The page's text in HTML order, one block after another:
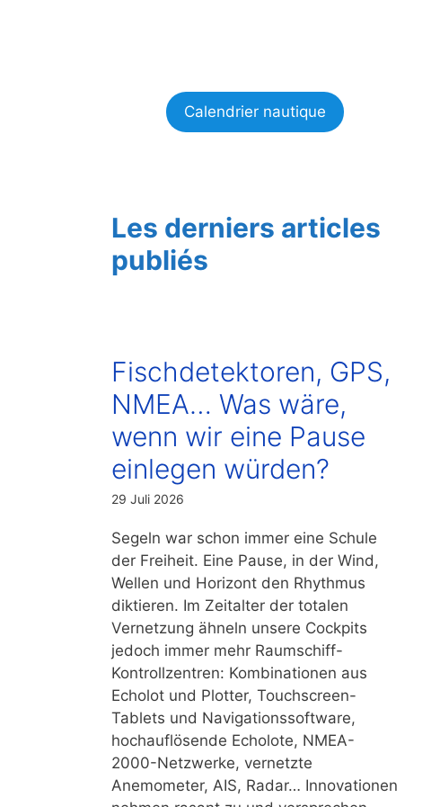
Calendrier nautique
Les derniers articles
publiés
Fischdetektoren, GPS,
NMEA… Was wäre,
wenn wir eine Pause
einlegen würden?
29 Juli 2026
Segeln war schon immer eine Schule
der Freiheit. Eine Pause, in der Wind,
Wellen und Horizont den Rhythmus
diktieren. Im Zeitalter der totalen
Vernetzung ähneln unsere Cockpits
jedoch immer mehr Raumschiff-
Kontrollzentren: Kombinationen aus
Echolot und Plotter, Touchscreen-
Tablets und Navigationssoftware,
hochauflösende Echolote, NMEA-
2000-Netzwerke, vernetzte
Anemometer, AIS, Radar… Innovationen